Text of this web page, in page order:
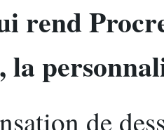
rend
la
de